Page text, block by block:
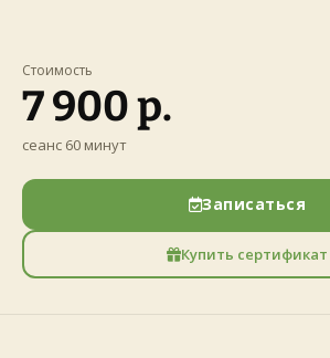
Стоимость
7 900 р.
сеанс 60 минут
Записаться
Купить сертификат